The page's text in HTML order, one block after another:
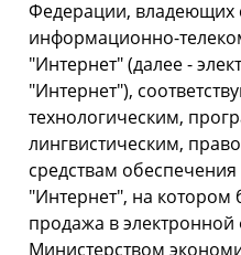
Федерации, владеющих
информационно-
"Интернет" (далее -
"Интернет"),
технологическим,
лингвистическим,
средствам
"Интернет", на котором
продажа в
Министерством